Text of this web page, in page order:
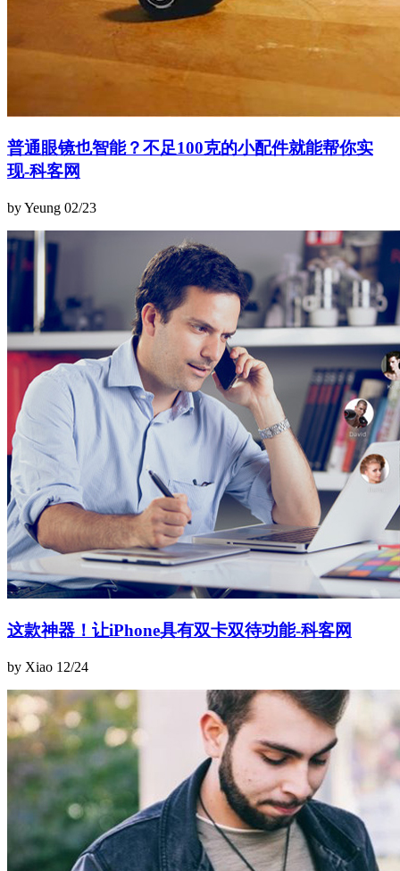
普通眼镜也智能？不足100克的小配件就能帮你实
现-科客网
by Yeung 02/23
这款神器！让iPhone具有双卡双待功能-科客网
by Xiao 12/24